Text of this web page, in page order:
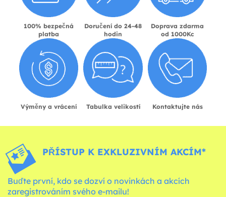
100% bezpečná
platba
Doručení do 24-48
hodin
Doprava zdarma
od 1000Kc
Výměny a vrácení Tabulka velikostí Kontaktujte nás
PŘÍSTUP K EXKLUZIVNÍM AKCÍM*
Buďte první, kdo se dozví o novinkách a akcích
zaregistrováním svého e-mailu!